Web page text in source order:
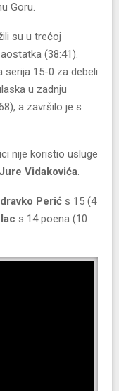
Goru.
su u trećoj
(38:41).
serija 15-0 za debeli
u zadnju
a završilo je s
nije koristio usluge
Jure Vidakovića.
Perić s 15 (4
s 14 poena (10